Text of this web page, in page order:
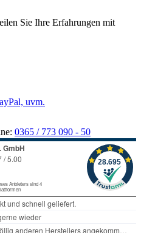
Sie Ihre Erfahrungen mit
uvm.
0365 / 773 090 - 50